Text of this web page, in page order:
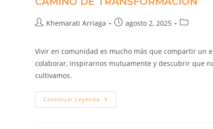
Khemarati Arriaga agosto 2, 2025
Vivir en comunidad es mucho más que compartir un
colaborar, inspirarnos mutuamente y descubrir que
cultivamos.
Continuar Leyendo